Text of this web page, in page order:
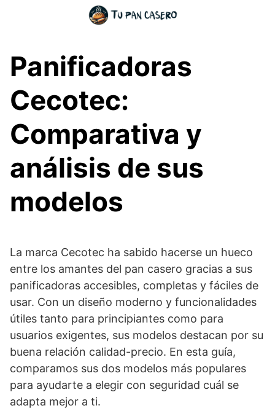
Panificadoras
Cecotec:
Comparativa y
análisis de sus
modelos
La marca Cecotec ha sabido hacerse un hueco
entre los amantes del pan casero gracias a sus
panificadoras accesibles, completas y fáciles de
usar. Con un diseño moderno y funcionalidades
útiles tanto para principiantes como para
usuarios exigentes, sus modelos destacan por su
buena relación calidad-precio. En esta guía,
comparamos sus dos modelos más populares
para ayudarte a elegir con seguridad cuál se
adapta mejor a ti.